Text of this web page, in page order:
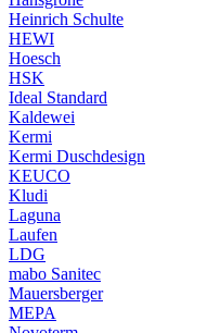
Heinrich Schulte
HEWI
Hoesch
HSK
Ideal Standard
Kaldewei
Kermi
Kermi Duschdesign
KEUCO
Kludi
Laguna
Laufen
LDG
mabo Sanitec
Mauersberger
MEPA